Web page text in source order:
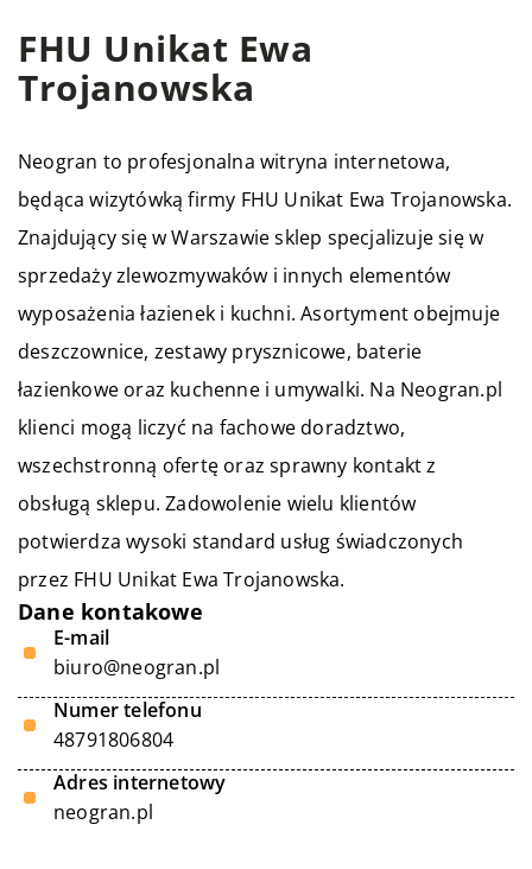
FHU Unikat Ewa
Trojanowska
Neogran to profesjonalna witryna internetowa,
będąca wizytówką firmy FHU Unikat Ewa Trojanowska.
Znajdujący się w Warszawie sklep specjalizuje się w
sprzedaży zlewozmywaków i innych elementów
wyposażenia łazienek i kuchni. Asortyment obejmuje
deszczownice, zestawy prysznicowe, baterie
łazienkowe oraz kuchenne i umywalki. Na Neogran.pl
klienci mogą liczyć na fachowe doradztwo,
wszechstronną ofertę oraz sprawny kontakt z
obsługą sklepu. Zadowolenie wielu klientów
potwierdza wysoki standard usług świadczonych
przez FHU Unikat Ewa Trojanowska.
Dane kontakowe
E-mail
biuro@neogran.pl
Numer telefonu
48791806804
Adres internetowy
neogran.pl